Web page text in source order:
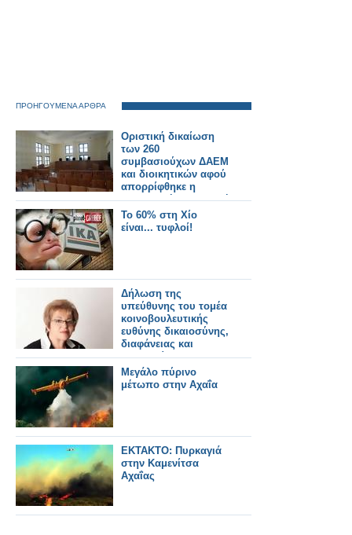
ΠΡΟΗΓΟΥΜΕΝΑ ΑΡΘΡΑ
Οριστική δικαίωση
των 260
συμβασιούχων ΔΑΕΜ
και διοικητικών αφού
απορρίφθηκε η
ακυρωτική προσφυγή
Καμίνη!
Το 60% στη Χίο
είναι... τυφλοί!
Δήλωση της
υπεύθυνης του τομέα
κοινοβουλευτικής
ευθύνης δικαιοσύνης,
διαφάνειας και
ανθρωπίνων
δικαιωμάτων,
βουλευτή Α΄
Θεσσαλονίκης
Μεγάλο πύρινο
μέτωπο στην Αχαΐα
ΕΚΤΑΚΤΟ: Πυρκαγιά
στην Καμενίτσα
Αχαΐας